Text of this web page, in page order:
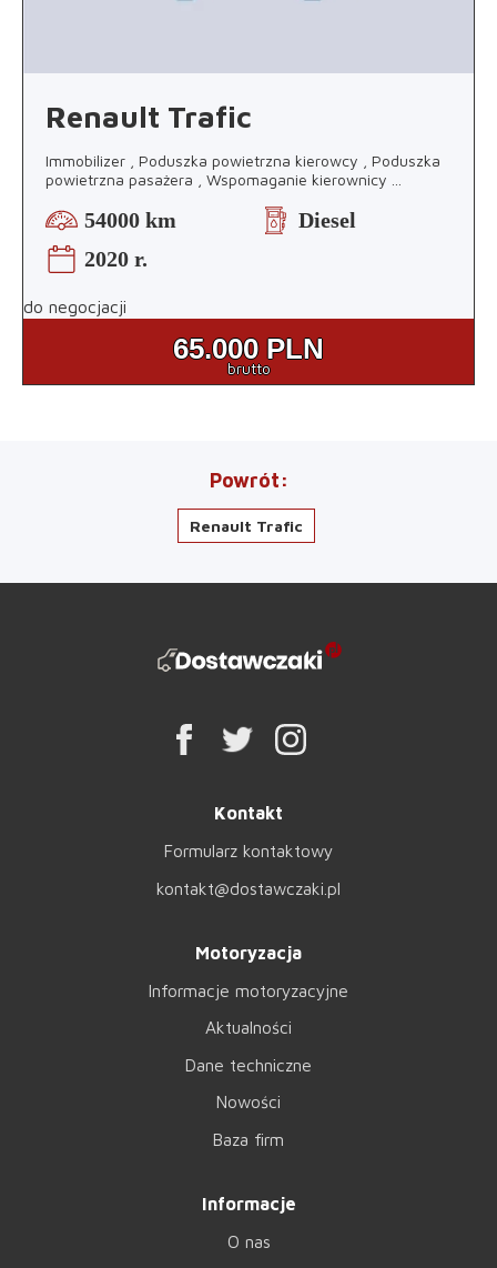
Renault Trafic
Immobilizer , Poduszka powietrzna kierowcy , Poduszka
powietrzna pasażera , Wspomaganie kierownicy
54000 km
Diesel
2020 r.
do negocjacji
65.000 PLN
brutto
Powrót
Renault Trafic
Kontakt
Formularz kontaktowy
kontakt@dostawczaki.pl
Motoryzacja
Informacje motoryzacyjne
Aktualności
Dane techniczne
Nowości
Baza firm
Informacje
O nas